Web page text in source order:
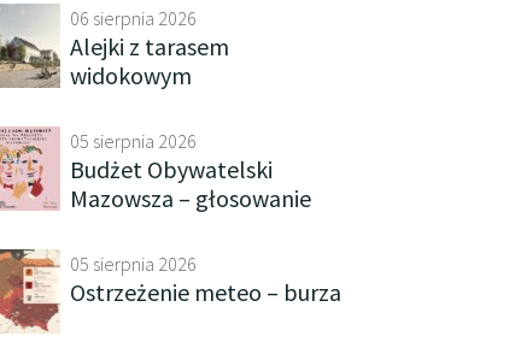
06 sierpnia 2026
Alejki z tarasem
widokowym
05 sierpnia 2026
Budżet Obywatelski
Mazowsza – głosowanie
05 sierpnia 2026
Ostrzeżenie meteo – burza